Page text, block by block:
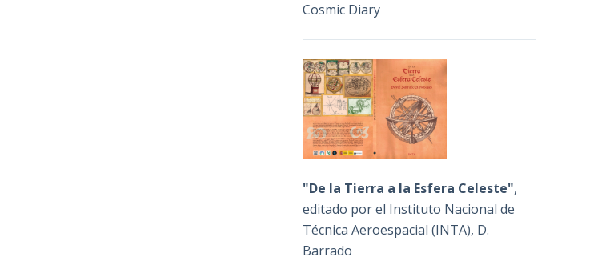
Cosmic Diary
"De la Tierra a la Esfera Celeste",
editado por el Instituto Nacional de
Técnica Aeroespacial (INTA), D.
Barrado